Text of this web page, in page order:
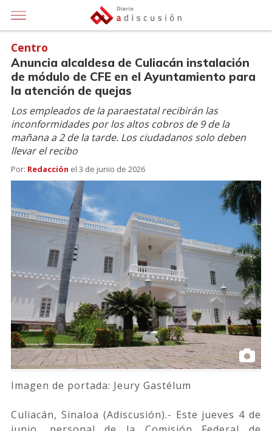
Centro
Anuncia alcaldesa de Culiacán instalación
de módulo de CFE en el Ayuntamiento para
la atención de quejas
Los empleados de la paraestatal recibirán las
inconformidades por los altos cobros de 9 de la
mañana a 2 de la tarde. Los ciudadanos solo deben
llevar el recibo
Por: Redacción el 3 de junio de 2026
Imagen de portada: Jeury Gastélum
Culiacán, Sinaloa (Adiscusión).- Este jueves 4 de